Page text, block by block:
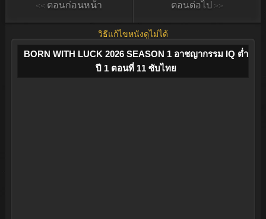
<< ตอนก่อนหน้า ตอนต่อไป >>
วิธีแก้ไขหนังดูไม่ได้
BORN WITH LUCK 2026 SEASON 1 อาชญากรรม IQ ต่ำ
ปี 1 ตอนที่ 11 ซับไทย